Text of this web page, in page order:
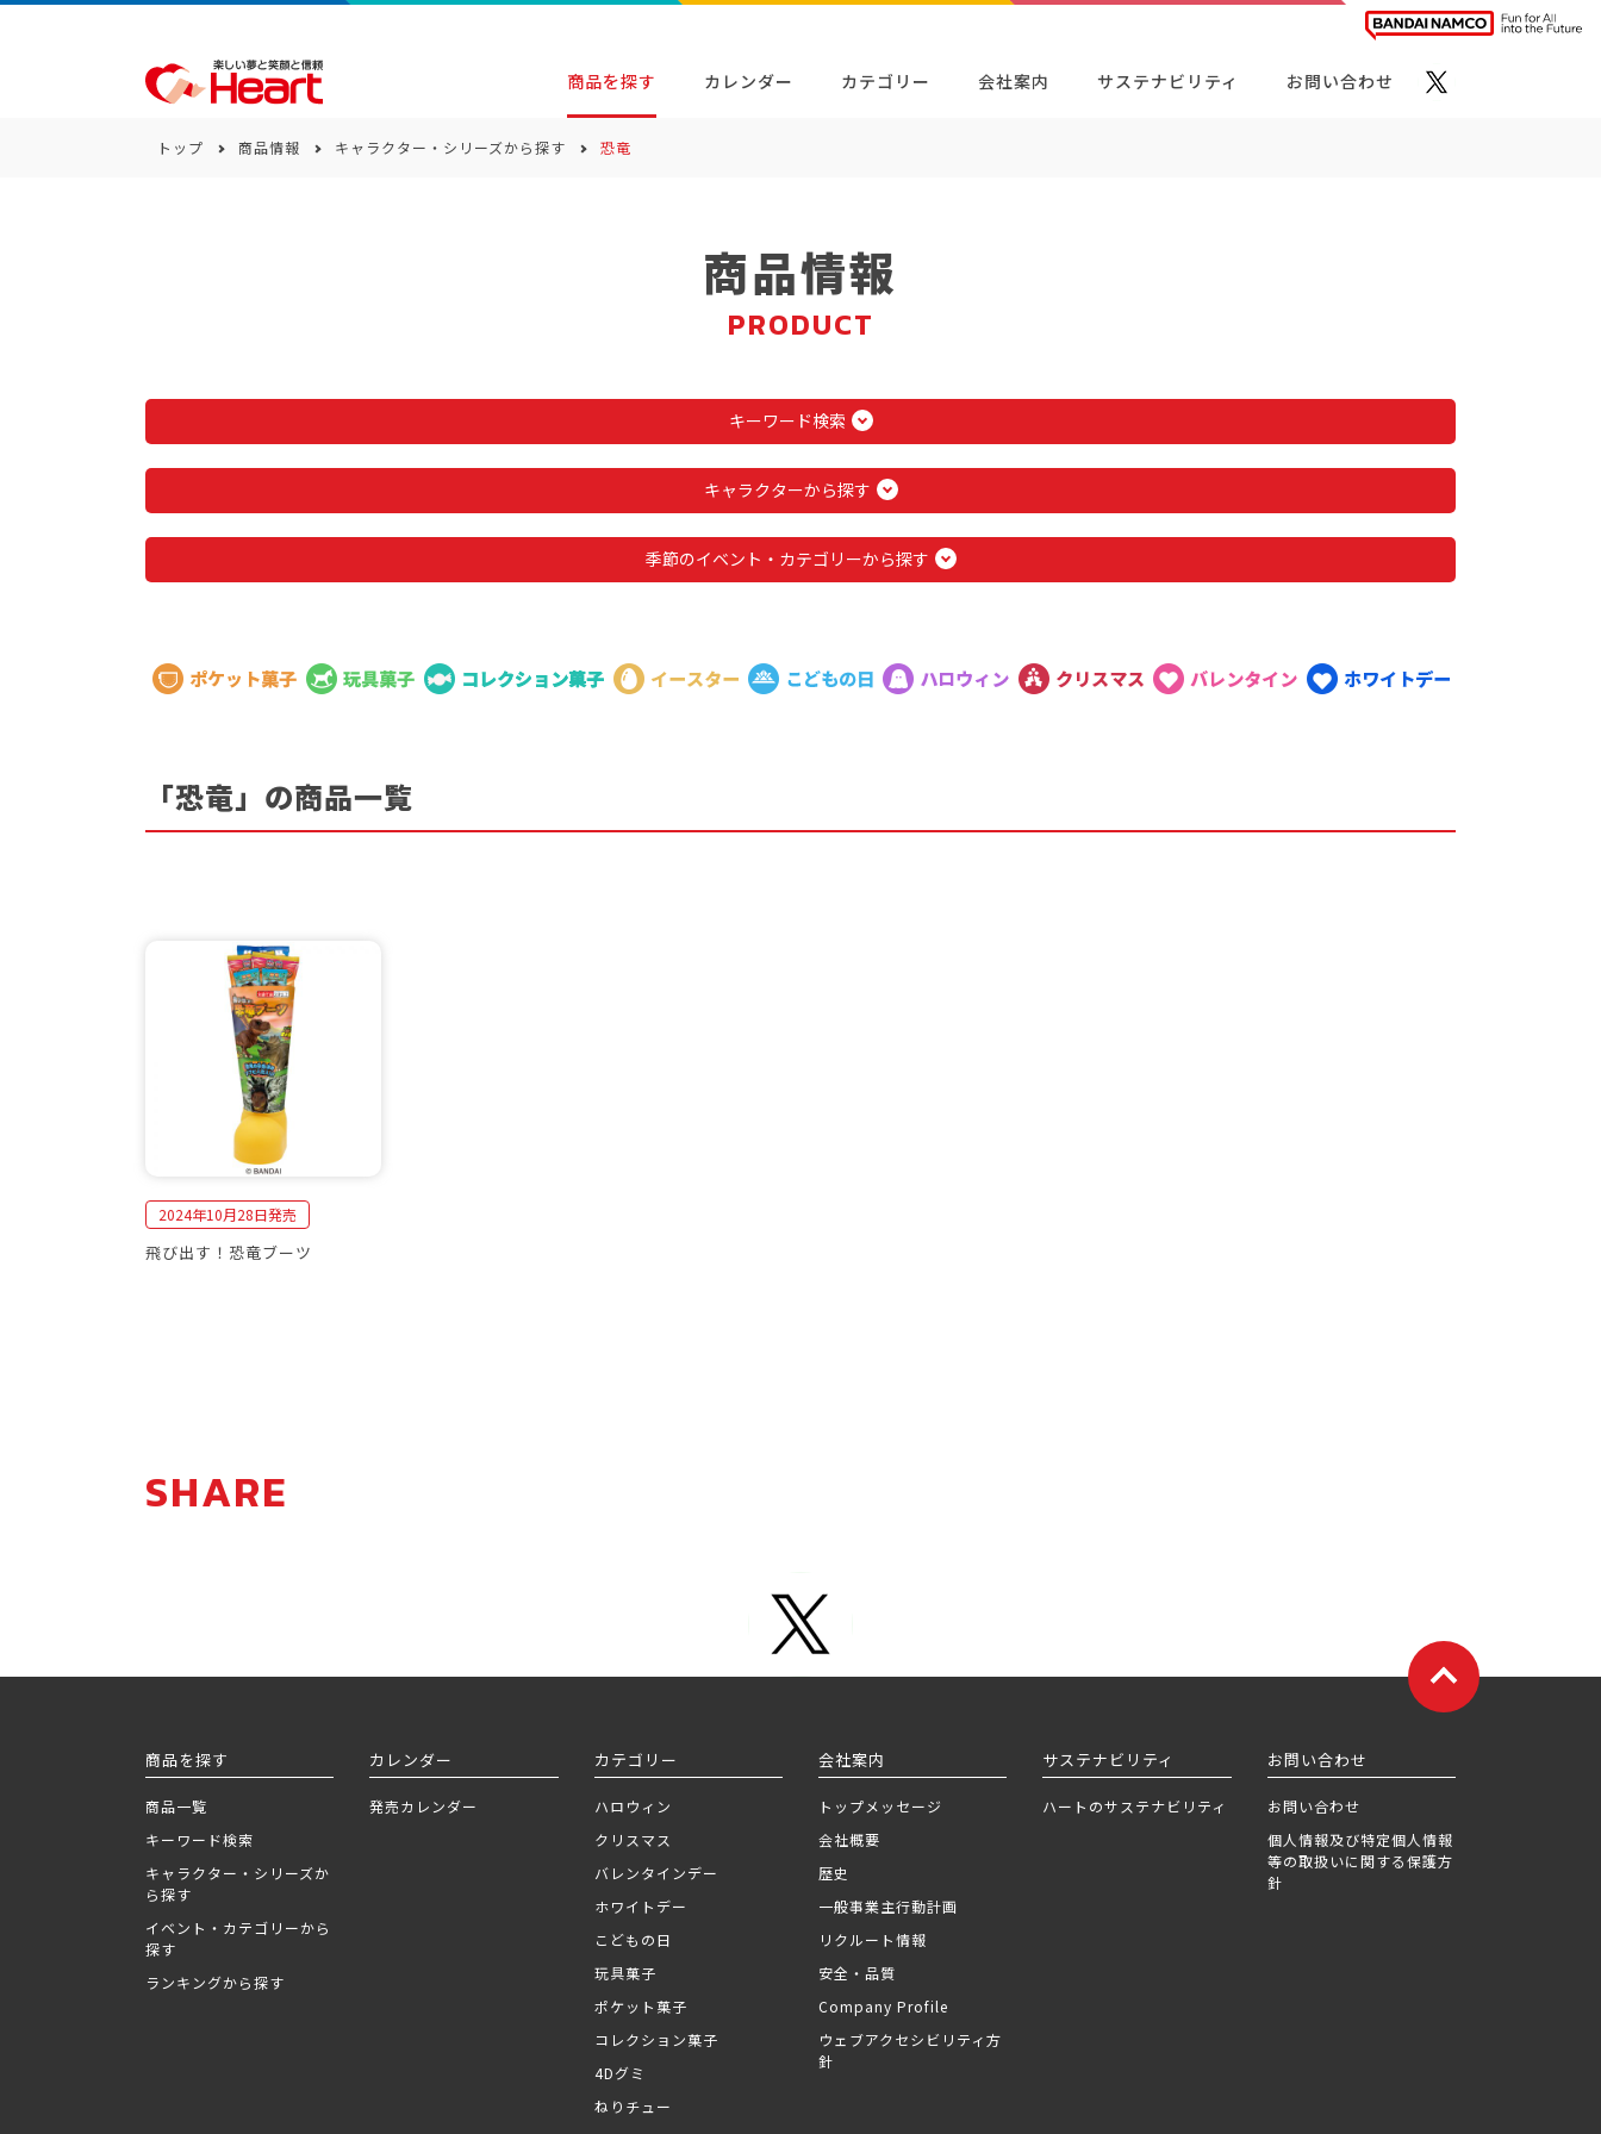
商品を探す
商品一覧 キーワード検索
カレンダー カテゴリー
カテゴリー
ブランド
会社案内 サステナビリティ お問い合わせ
トップ 商品情報 キャラクター・シリーズから探す 恐竜
商品情報
PRODUCT
キーワード検索
キャラクターから探す
季節のイベント・カテゴリーから探す
「恐竜」の商品一覧
2024年10月28日発売
飛び出す！恐竜ブーツ
SHARE
商品を探す
商品一覧
キーワード検索
キャラクター・シリーズか
ら探す
イベント・カテゴリーから
探す
ランキングから探す
カレンダー
発売カレンダー
カテゴリー
ハロウィン
クリスマス
バレンタインデー
ホワイトデー
こどもの日
玩具菓子
ポケット菓子
コレクション菓子
4Dグミ
ねりチュー
会社案内
トップメッセージ
会社概要
歴史
一般事業主行動計画
リクルート情報
安全・品質
Company Profile
ウェブアクセシビリティ方
針
サステナビリティ
ハートのサステナビリティ
お問い合わせ
お問い合わせ
個人情報及び特定個人情報
等の取扱いに関する保護方
針